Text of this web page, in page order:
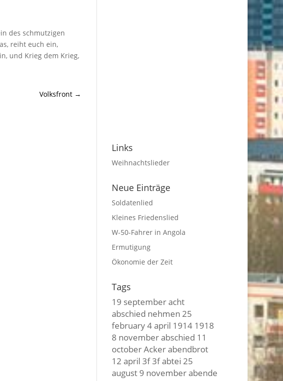
des schmutzigen
reiht euch ein,
und Krieg dem Krieg,
Volksfront→
Links
Weihnachtslieder
Neue Einträge
Soldatenlied
Kleines Friedenslied
W-50-Fahrer in Angola
Ermutigung
Ökonomie der Zeit
Tags
19 septemberacht
abschied nehmen 25
february4 april 1914 1918
8 novemberabschied 11
octoberAckerabendbrot
12 april 3f 3fabtei 25
august 9 novemberabende